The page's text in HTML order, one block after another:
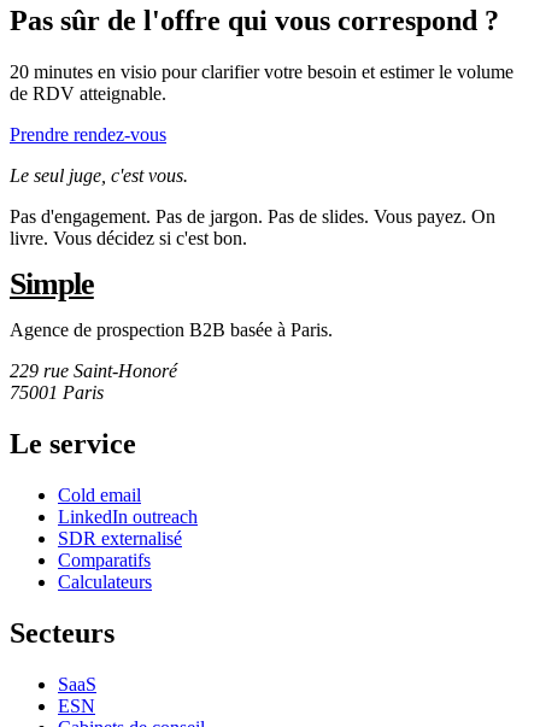
Pas sûr de l'offre qui vous correspond ?
20 minutes en visio pour clarifier votre besoin et estimer le volume
de RDV atteignable.
Prendre rendez-vous
Le seul juge, c'est vous.
Pas d'engagement. Pas de jargon. Pas de slides. Vous payez. On
livre. Vous décidez si c'est bon.
Simple
Agence de prospection B2B basée à Paris.
229 rue Saint-Honoré
75001 Paris
Le service
Cold email
LinkedIn outreach
SDR externalisé
Comparatifs
Calculateurs
Secteurs
SaaS
ESN